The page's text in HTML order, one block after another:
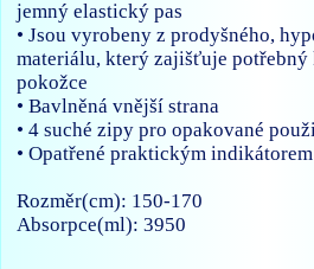
jemný elastický pas
• Jsou vyrobeny z prodyšného,
materiálu, který zajišťuje
pokožce
• Bavlněná vnější strana
• 4 suché zipy pro opakované
• Opatřené praktickým
Rozměr(cm): 150-170
Absorpce(ml): 3950